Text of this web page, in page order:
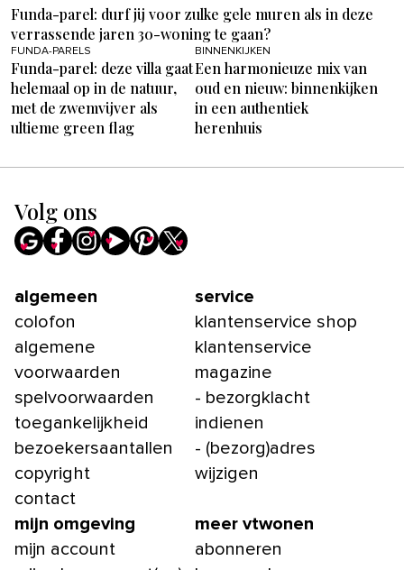
Funda-parel: durf jij voor zulke gele muren als in deze
verrassende jaren 30-woning te gaan?
FUNDA-PARELS
Funda-parel: deze villa gaat
helemaal op in de natuur,
met de zwemvijver als
ultieme green flag
BINNENKIJKEN
Een harmonieuze mix van
oud en nieuw: binnenkijken
in een authentiek
herenhuis
Volg ons
algemeen
colofon
algemene
voorwaarden
spelvoorwaarden
toegankelijkheid
bezoekersaantallen
copyright
contact
service
klantenservice shop
klantenservice
magazine
- bezorgklacht
indienen
- (bezorg)adres
wijzigen
mijn omgeving
mijn account
meer vtwonen
abonneren